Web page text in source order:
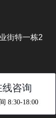
街特一栋2